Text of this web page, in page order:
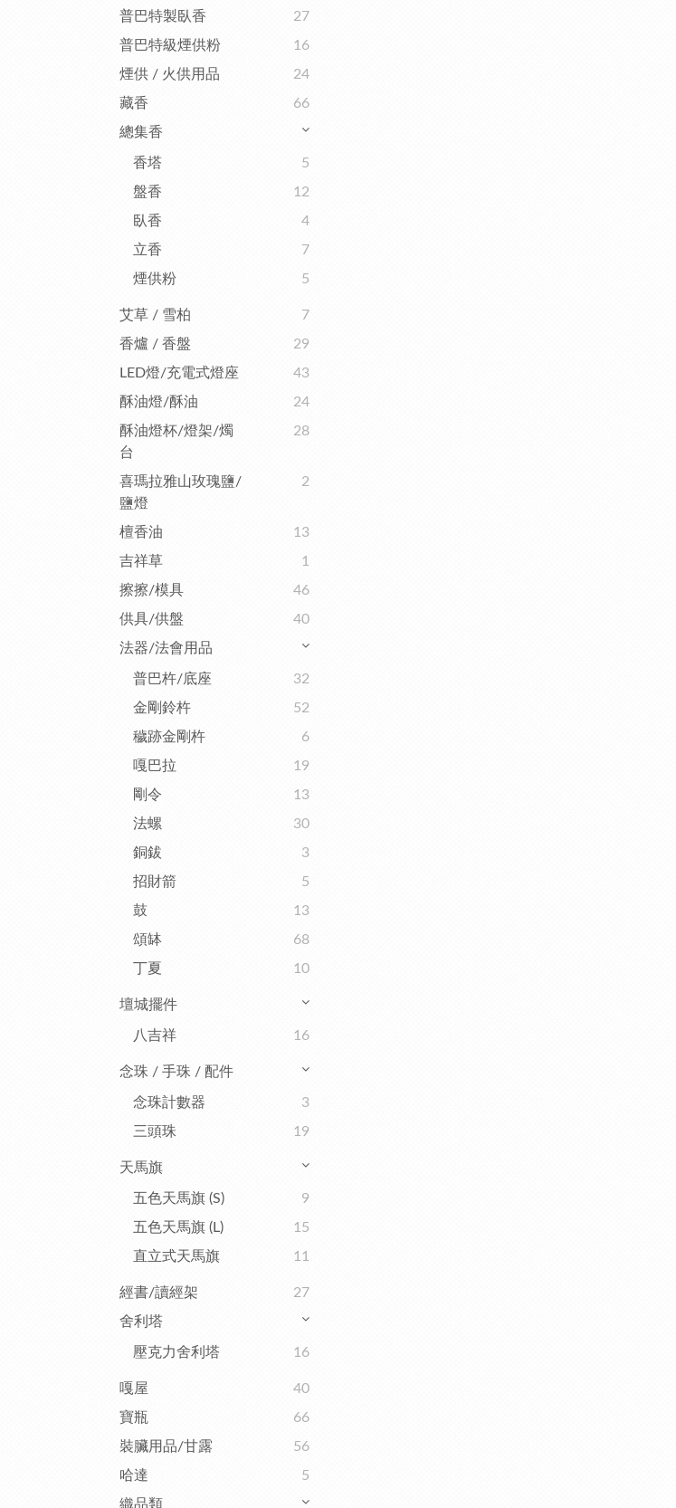
普巴特製臥香
27
普巴特級煙供粉
16
煙供 / 火供用品
24
藏香
66
總集香
香塔
5
盤香
12
臥香
4
立香
7
煙供粉
5
艾草 / 雪柏
7
香爐 / 香盤
29
LED燈/充電式燈座
43
酥油燈/酥油
24
酥油燈杯/燈架/燭
台
28
喜瑪拉雅山玫瑰鹽/
鹽燈
2
檀香油
13
吉祥草
1
擦擦/模具
46
供具/供盤
40
法器/法會用品
普巴杵/底座
32
金剛鈴杵
52
穢跡金剛杵
6
嘎巴拉
19
剛令
13
法螺
30
銅鈸
3
招財箭
5
鼓
13
頌缽
68
丁夏
10
壇城擺件
八吉祥 16
念珠 / 手珠 / 配件
念珠計數器
3
三頭珠
19
天馬旗
五色天馬旗 (S)
9
五色天馬旗 (L)
15
直立式天馬旗
11
經書/讀經架
27
舍利塔
壓克力舍利塔 16
嘎屋
40
寶瓶
66
裝臟用品/甘露
56
哈達
5
織品類